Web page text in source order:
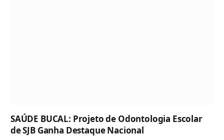
SAÚDE BUCAL: Projeto de Odontologia Escolar
de SJB Ganha Destaque Nacional